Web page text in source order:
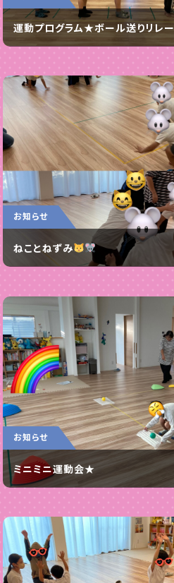
運動プログラム★ボール送りリレー
お知らせ
ねことねずみ
お知らせ
ミニミニ運動会★